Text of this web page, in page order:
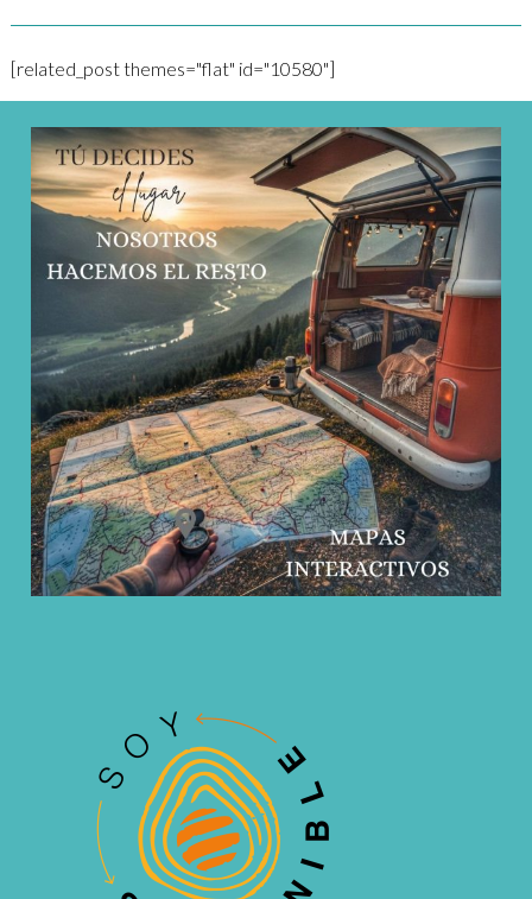
[related_post themes="flat" id="10580"]